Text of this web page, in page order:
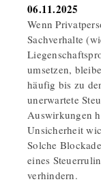
06.11.2025
Wenn
Sachverhalte
umsetzen,
häufig bis zu
unerwartete
Auswirkungen
Unsicherheit
Solche
eines
verhindern.